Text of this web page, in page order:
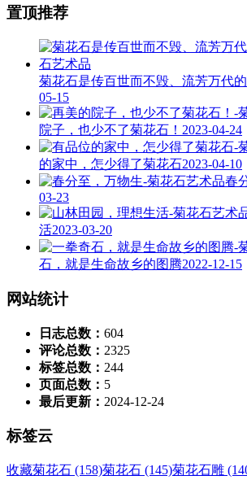
置顶推荐
菊花石是传百世而不毁、流芳万代的
05-15
院子，也少不了菊花石！ 2023-04-24
的家中，怎少得了菊花石2023-04-10
春
03-23
活2023-03-20
石，就是生命故乡的图腾2022-12-15
网站统计
日志总数： 604
评论总数： 2325
标签总数： 244
页面总数： 5
最后更新： 2024-12-24
标签云
收藏菊花石 (158)菊花石 (145)菊花石雕